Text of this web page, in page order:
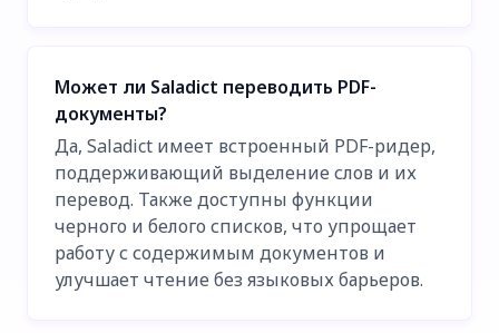
Может ли Saladict переводить PDF-
документы?
Да, Saladict имеет встроенный PDF-ридер,
поддерживающий выделение слов и их
перевод. Также доступны функции
черного и белого списков, что упрощает
работу с содержимым документов и
улучшает чтение без языковых барьеров.